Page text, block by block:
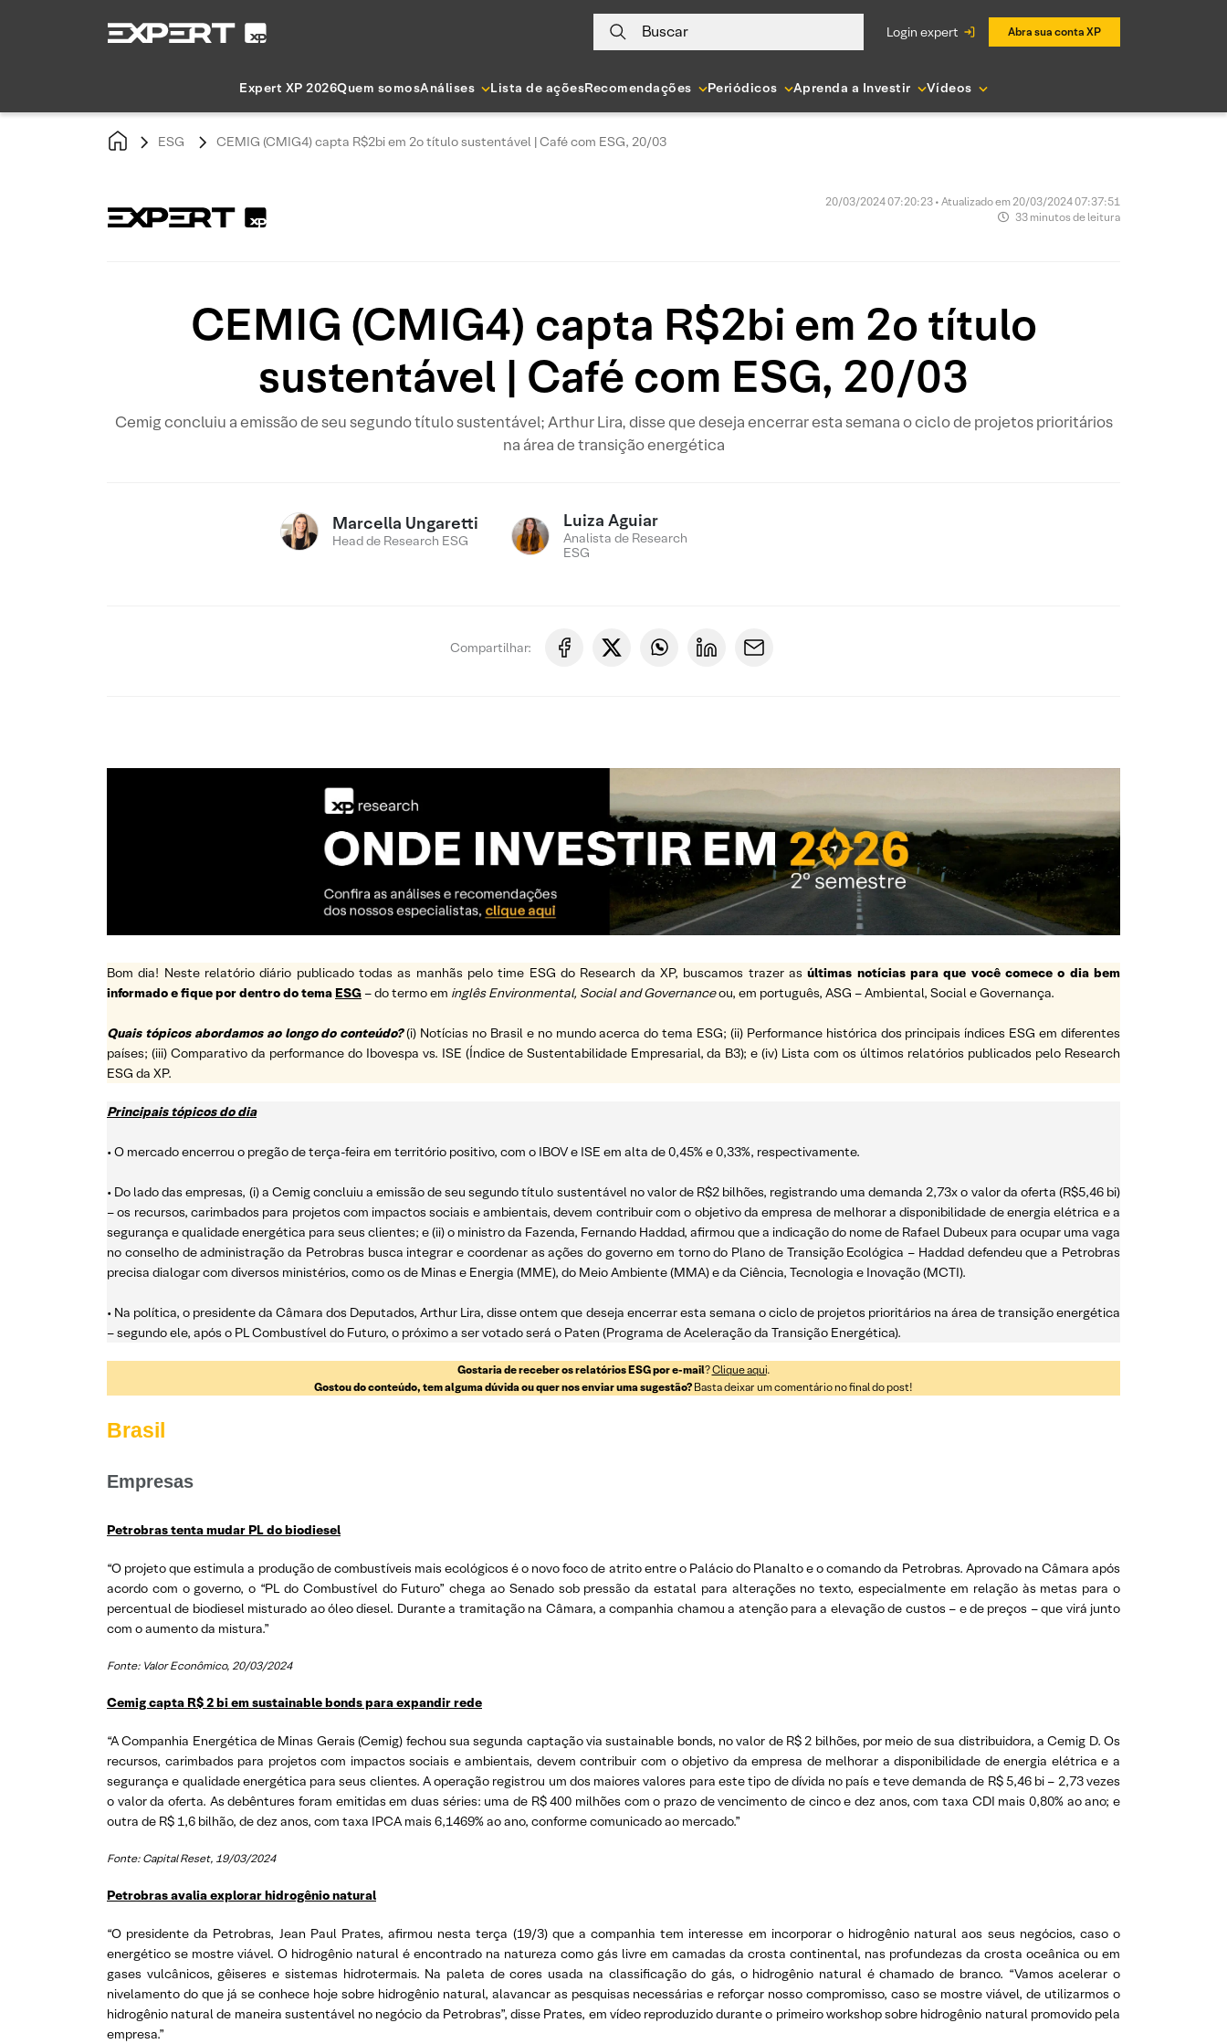
Buscar login expert Abra sua conta XP
Expert XP 2026Quem somosAnálises Lista de açõesRecomendações Periódicos Aprenda a Investir Vídeos
ESG CEMIG (CMIG4) capta R$2bi em 2o título sustentável | Café com ESG, 20/03
20/03/2024 07:20:23 • Atualizado em 20/03/2024 07:37:51
33 minutos de leitura
CEMIG (CMIG4) capta R$2bi em 2o título
sustentável | Café com ESG, 20/03
Cemig concluiu a emissão de seu segundo título sustentável; Arthur Lira, disse que deseja encerrar esta semana o ciclo de projetos prioritários
na área de transição energética
Marcella Ungaretti
Head de Research ESG
Luiza Aguiar
Analista de Research
ESG
Compartilhar:
Bom dia! Neste relatório diário publicado todas as manhãs pelo time ESG do Research da XP, buscamos trazer asúltimas notícias para que você comece o dia bem
informado e fique por dentro do tema ESG – do termo em inglês Environmental, Social and Governanceou, em português, ASG – Ambiental, Social e Governança.
Quais tópicos abordamos ao longo do conteúdo? (i) Notícias no Brasil e no mundo acerca do tema ESG; (ii) Performance histórica dos principais índices ESG em diferentes
países; (iii) Comparativo da performance do Ibovespa vs. ISE (Índice de Sustentabilidade Empresarial, da B3); e (iv) Lista com os últimos relatórios publicados pelo Research
ESG da XP.
Principais tópicos do dia
• O mercado encerrou o pregão de terça-feira em território positivo, com o IBOV e ISE em alta de 0,45% e 0,33%, respectivamente.
• Do lado das empresas, (i) a Cemig concluiu a emissão de seu segundo título sustentável no valor de R$2 bilhões, registrando uma demanda 2,73x o valor da oferta (R$5,46 bi)
– os recursos, carimbados para projetos com impactos sociais e ambientais, devem contribuir com o objetivo da empresa de melhorar a disponibilidade de energia elétrica e a
segurança e qualidade energética para seus clientes; e (ii) o ministro da Fazenda, Fernando Haddad, afirmou que a indicação do nome de Rafael Dubeux para ocupar uma vaga
no conselho de administração da Petrobras busca integrar e coordenar as ações do governo em torno do Plano de Transição Ecológica – Haddad defendeu que a Petrobras
precisa dialogar com diversos ministérios, como os de Minas e Energia (MME), do Meio Ambiente (MMA) e da Ciência, Tecnologia e Inovação (MCTI).
• Na política, o presidente da Câmara dos Deputados, Arthur Lira, disse ontem que deseja encerrar esta semana o ciclo de projetos prioritários na área de transição energética
– segundo ele, após o PL Combustível do Futuro, o próximo a ser votado será o Paten (Programa de Aceleração da Transição Energética).
Gostaria de receber os relatórios ESG por e-mail?Clique aqui.
Gostou do conteúdo, tem alguma dúvida ou quer nos enviar uma sugestão? Basta deixar um comentário no final do post!
Brasil
Empresas
Petrobras tenta mudar PL do biodiesel
“O projeto que estimula a produção de combustíveis mais ecológicos é o novo foco de atrito entre o Palácio do Planalto e o comando da Petrobras. Aprovado na Câmara após
acordo com o governo, o “PL do Combustível do Futuro” chega ao Senado sob pressão da estatal para alterações no texto, especialmente em relação às metas para o
percentual de biodiesel misturado ao óleo diesel. Durante a tramitação na Câmara, a companhia chamou a atenção para a elevação de custos – e de preços – que virá junto
com o aumento da mistura.”
Fonte: Valor Econômico, 20/03/2024
Cemig capta R$ 2 bi em sustainable bonds para expandir rede
“A Companhia Energética de Minas Gerais (Cemig) fechou sua segunda captação via sustainable bonds, no valor de R$ 2 bilhões, por meio de sua distribuidora, a Cemig D. Os
recursos, carimbados para projetos com impactos sociais e ambientais, devem contribuir com o objetivo da empresa de melhorar a disponibilidade de energia elétrica e a
segurança e qualidade energética para seus clientes. A operação registrou um dos maiores valores para este tipo de dívida no país e teve demanda de R$ 5,46 bi – 2,73 vezes
o valor da oferta. As debêntures foram emitidas em duas séries: uma de R$ 400 milhões com o prazo de vencimento de cinco e dez anos, com taxa CDI mais 0,80% ao ano; e
outra de R$ 1,6 bilhão, de dez anos, com taxa IPCA mais 6,1469% ao ano, conforme comunicado ao mercado.”
Fonte: Capital Reset, 19/03/2024
Petrobras avalia explorar hidrogênio natural
“O presidente da Petrobras, Jean Paul Prates, afirmou nesta terça (19/3) que a companhia tem interesse em incorporar o hidrogênio natural aos seus negócios, caso o
energético se mostre viável. O hidrogênio natural é encontrado na natureza como gás livre em camadas da crosta continental, nas profundezas da crosta oceânica ou em
gases vulcânicos, gêiseres e sistemas hidrotermais. Na paleta de cores usada na classificação do gás, o hidrogênio natural é chamado de branco. “Vamos acelerar o
nivelamento do que já se conhece hoje sobre hidrogênio natural, alavancar as pesquisas necessárias e reforçar nosso compromisso, caso se mostre viável, de utilizarmos o
hidrogênio natural de maneira sustentável no negócio da Petrobras”, disse Prates, em vídeo reproduzido durante o primeiro workshop sobre hidrogênio natural promovido pela
empresa.”